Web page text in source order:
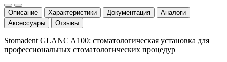
Описание Характеристики Документация
Аналоги
Аксессуары
Отзывы
Stomadent GLANC A100: стоматологическая установка для
профессиональных стоматологических процедур